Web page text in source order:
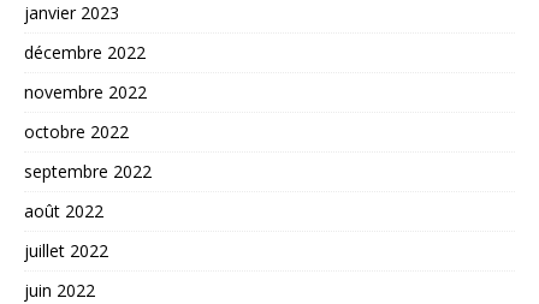
janvier 2023
décembre 2022
novembre 2022
octobre 2022
septembre 2022
août 2022
juillet 2022
juin 2022